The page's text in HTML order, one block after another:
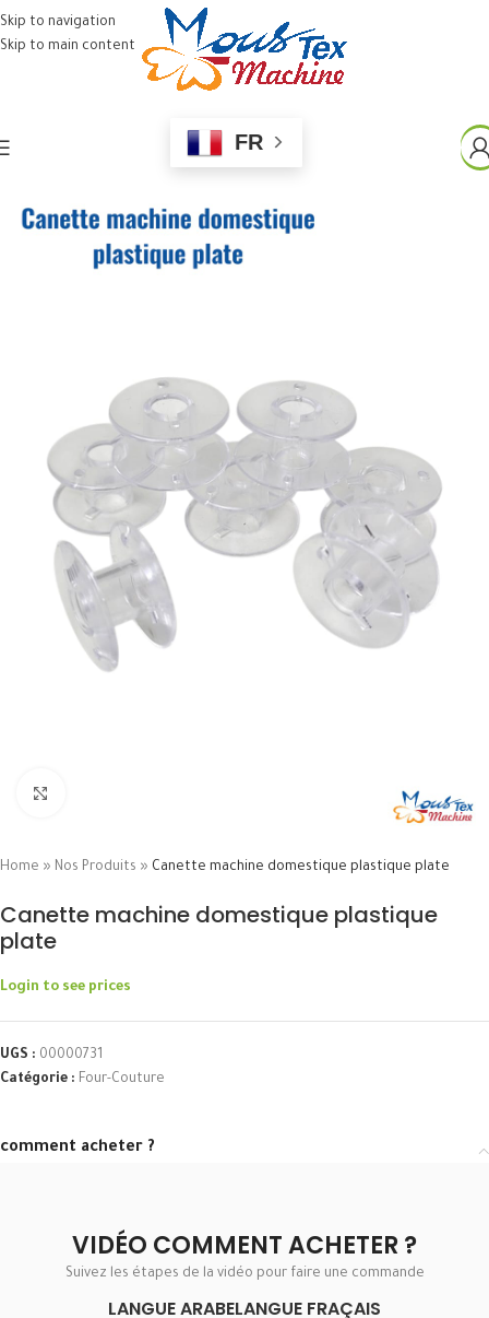
Skip to navigation
Skip to main content
FR
Home » Nos Produits » Canette machine domestique plastique plate
Canette machine domestique plastique
plate
Login to see prices
UGS : 00000731
Catégorie : Four-Couture
comment acheter ?
VIDÉO COMMENT ACHETER ?
Suivez les étapes de la vidéo pour faire une commande
LANGUE ARABELANGUE FRAÇAIS